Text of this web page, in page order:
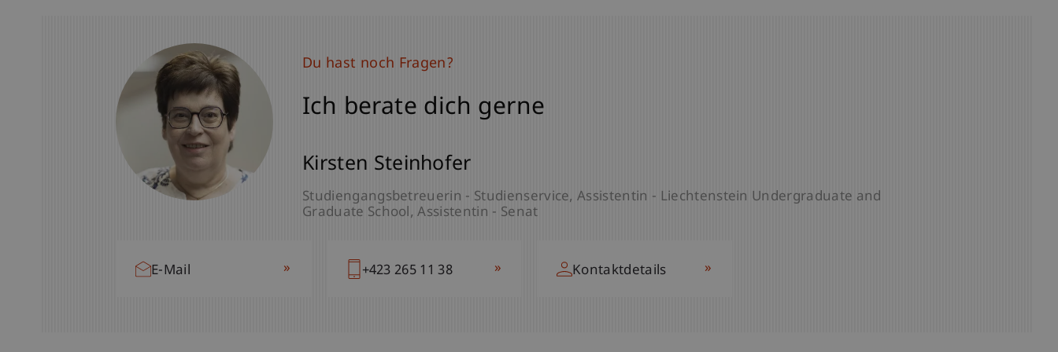
Du hast noch Fragen?
Ich berate dich gerne
Kirsten Steinhofer
Studiengangsbetreuerin - Studienservice Assistentin - Liechtenstein Undergraduate and
Graduate School Assistentin - Senat
E-Mail » +423 265 11 38 » Kontaktdetails »